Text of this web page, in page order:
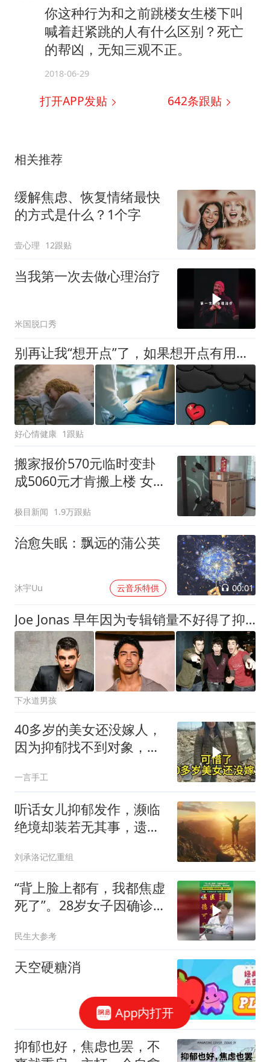
你这种行为和之前跳楼女生楼下叫
喊着赶紧跳的人有什么区别？死亡
的帮凶，无知三观不正。
2018-06-29
打开APP发贴 642条跟贴
相关推荐
缓解焦虑、恢复情绪最快
的方式是什么？1个字
壹心理 12跟贴
当我第一次去做心理治疗
米国脱口秀
别再让我“想开点”了，如果想开点有用，精神科医生都直接失业了
好心情健康 1跟贴
搬家报价570元临时变卦
成5060元才肯搬上楼 女子
极目新闻 1.9万跟贴
治愈失眠：飘远的蒲公英
沐宇Uu 云音乐特供 00:01
Joe Jonas 早年因为专辑销量不好得了抑郁症，开始接触心理治疗
下水道男孩
40多岁的美女还没嫁人，
因为抑郁找不到对象，也
一言手工
听话女儿抑郁发作，濒临
绝境却装若无其事，遗憾
刘承洛记忆重组
“背上脸上都有，我都焦虚
死了”。28岁女子因确诊白
民生大参考
天空硬糖消
抑郁也好，焦虑也罢，不
App内打开